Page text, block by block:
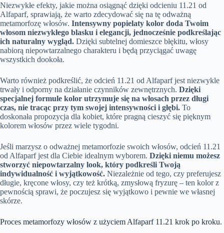
Niezwykłe efekty, jakie można osiągnąć dzięki odcieniu 11.21 od
Alfaparf, sprawiają, że warto zdecydować się na tę odważną
metamorfozę włosów. Intensywny popielaty kolor doda Twoim
włosom niezwykłego blasku i elegancji, jednocześnie podkreślając
ich naturalny wygląd. Dzięki subtelnej domieszce błękitu, włosy
nabiorą niepowtarzalnego charakteru i będą przyciągać uwagę
wszystkich dookoła.
Warto również podkreślić, że odcień 11.21 od Alfaparf jest niezwykle
trwały i odporny na działanie czynników zewnętrznych. Dzięki
specjalnej formule kolor utrzymuje się na włosach przez długi
czas, nie tracąc przy tym swojej intensywności i głębi. To
doskonała propozycja dla kobiet, które pragną cieszyć się pięknym
kolorem włosów przez wiele tygodni.
Jeśli marzysz o odważnej metamorfozie swoich włosów, odcień 11.21
od Alfaparf jest dla Ciebie idealnym wyborem. Dzięki niemu możesz
stworzyć niepowtarzalny look, który podkreśli Twoją
indywidualność i wyjątkowość. Niezależnie od tego, czy preferujesz
długie, kręcone włosy, czy też krótką, zmysłową fryzurę – ten kolor z
pewnością sprawi, że poczujesz się wyjątkowo i pewnie we własnej
skórze.
Proces metamorfozy włosów z użyciem Alfaparf 11.21 krok po kroku.